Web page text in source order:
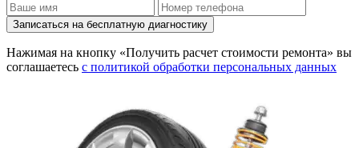
Записаться на бесплатную диагностику
Нажимая на кнопку «Получить расчет стоимости ремонта» вы
соглашаетесь с политикой обработки персональных данных